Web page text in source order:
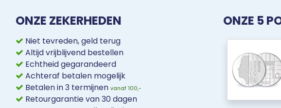
ONZE ZEKERHEDEN
Niet tevreden, geld terug
Altijd vrijblijvend bestellen
Echtheid gegarandeerd
Achteraf betalen mogelijk
Betalen in 3 termijnen vanaf 100,-
Retourgarantie van 30 dagen
ONZE 5